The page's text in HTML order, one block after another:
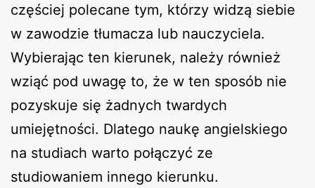
częściej polecane tym, którzy widzą siebie
w zawodzie tłumacza lub nauczyciela.
Wybierając ten kierunek, należy również
wziąć pod uwagę to, że w ten sposób nie
pozyskuje się żadnych twardych
umiejętności. Dlatego naukę angielskiego
na studiach warto połączyć ze
studiowaniem innego kierunku.